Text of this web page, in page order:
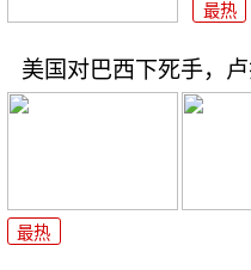
最热
美国对巴西下死手，
最热